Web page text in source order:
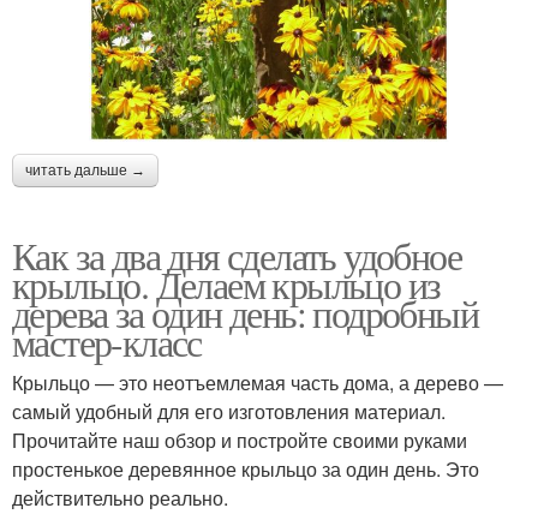
читать дальше →
Как за два дня сделать удобное
крыльцо. Делаем крыльцо из
дерева за один день: подробный
мастер-класс
Крыльцо — это неотъемлемая часть дома, а дерево —
самый удобный для его изготовления материал.
Прочитайте наш обзор и постройте своими руками
простенькое деревянное крыльцо за один день. Это
действительно реально.